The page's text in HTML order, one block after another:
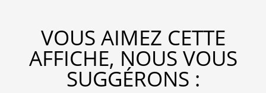
VOUS AIMEZ CETTE
AFFICHE, NOUS VOUS
SUGGÉRONS :